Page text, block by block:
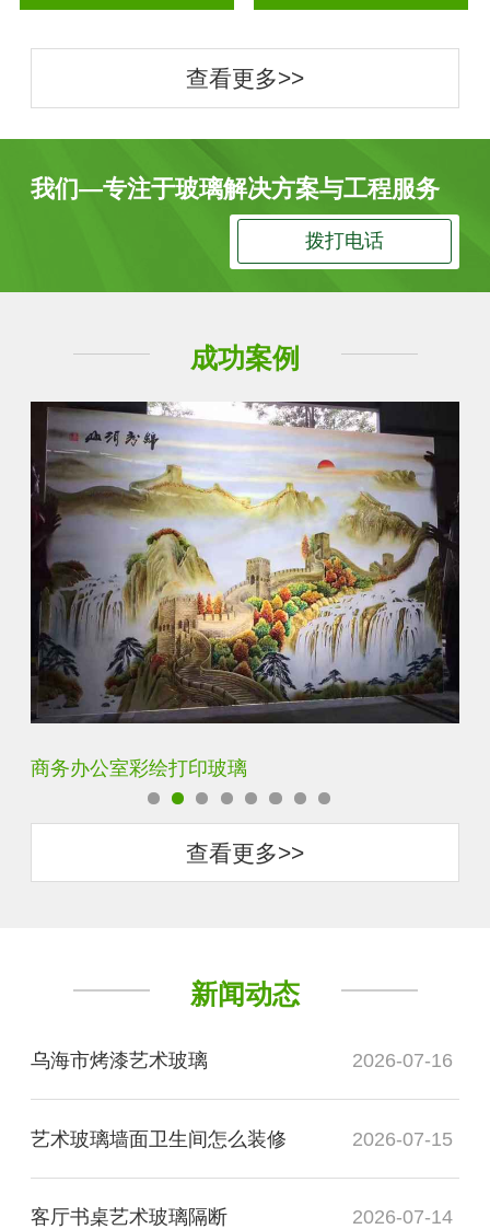
查看更多>>
我们—专注于玻璃解决方案与工程服务
拨打电话
成功案例
定制透明静电UV打印加工
查看更多>>
新闻动态
乌海市烤漆艺术玻璃 2026-07-16
艺术玻璃墙面卫生间怎么装修 2026-07-15
客厅书桌艺术玻璃隔断 2026-07-14